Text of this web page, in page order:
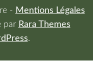
- Mentions Légales
par Rara Themes
.